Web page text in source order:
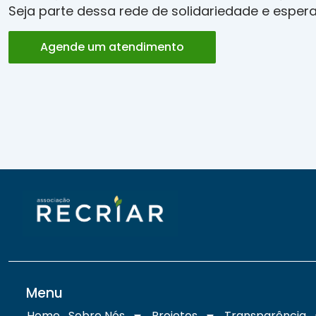
Seja parte dessa rede de solidariedade e
Agende um atendimento
Menu